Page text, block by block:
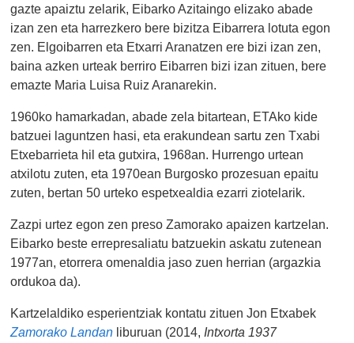
gazte apaiztu zelarik, Eibarko Azitaingo elizako abade
izan zen eta harrezkero bere bizitza Eibarrera lotuta egon
zen. Elgoibarren eta Etxarri Aranatzen ere bizi izan zen,
baina azken urteak berriro Eibarren bizi izan zituen, bere
emazte Maria Luisa Ruiz Aranarekin.
1960ko hamarkadan, abade zela bitartean, ETAko kide
batzuei laguntzen hasi, eta erakundean sartu zen Txabi
Etxebarrieta hil eta gutxira, 1968an. Hurrengo urtean
atxilotu zuten, eta 1970ean Burgosko prozesuan epaitu
zuten, bertan 50 urteko espetxealdia ezarri ziotelarik.
Zazpi urtez egon zen preso Zamorako apaizen kartzelan.
Eibarko beste errepresaliatu batzuekin askatu zutenean
1977an, etorrera omenaldia jaso zuen herrian (argazkia
ordukoa da).
Kartzelaldiko esperientziak kontatu zituen Jon Etxabek
Zamorako Landan liburuan (2014, Intxorta 1937